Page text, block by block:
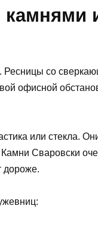
Ресницы со
офисной
или стекла.
Сваровски
дороже.